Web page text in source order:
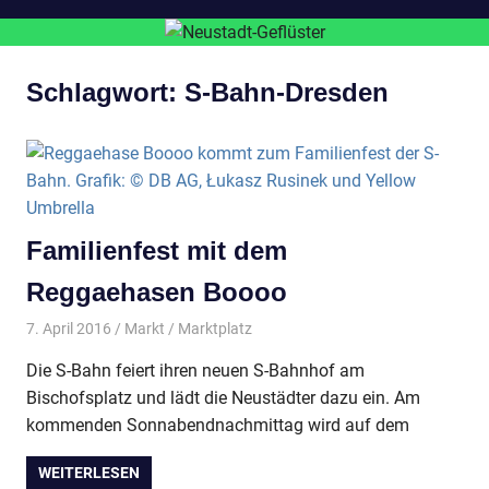
Schlagwort: S-Bahn-Dresden
Familienfest mit dem
Reggaehasen Boooo
7. April 2016 Markt Marktplatz
Die S-Bahn feiert ihren neuen S-Bahnhof am
Bischofsplatz und lädt die Neustädter dazu ein. Am
kommenden Sonnabendnachmittag wird auf dem
WEITERLESEN